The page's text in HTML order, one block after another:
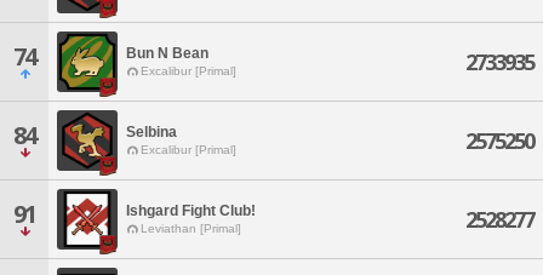
74 Bun N Bean
Excalibur [Primal] 2733935
84 Selbina
Excalibur [Primal] 2575250
91 Ishgard Fight Club!
Leviathan [Primal] 2528277